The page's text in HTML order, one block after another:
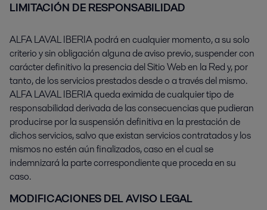
LIMITACIÓN DE RESPONSABILIDAD
ALFA LAVAL IBERIA podrá en cualquier momento, a su solo
criterio y sin obligación alguna de aviso previo, suspender con
carácter definitivo la presencia del Sitio Web en la Red y, por
tanto, de los servicios prestados desde o a través del mismo.
ALFA LAVAL IBERIA queda eximida de cualquier tipo de
responsabilidad derivada de las consecuencias que pudieran
producirse por la suspensión definitiva en la prestación de
dichos servicios, salvo que existan servicios contratados y los
mismos no estén aún finalizados, caso en el cual se
indemnizará la parte correspondiente que proceda en su
caso.
MODIFICACIONES DEL AVISO LEGAL